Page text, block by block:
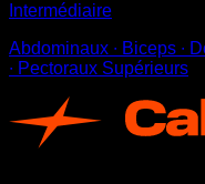
Intermédiaire
Abdominaux ∙ Biceps ∙
∙ Pectoraux Supérieurs